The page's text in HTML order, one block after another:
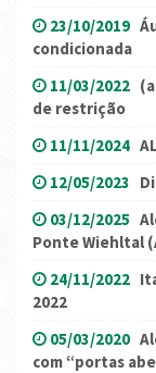
23/10/2019
condicionada
11/03/2022
de restrição
11/11/2024
12/05/2023
03/12/2025
Ponte Wiehltal
24/11/2022
2022
05/03/2020
com “portas